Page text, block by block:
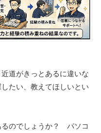
道がきっとあるに違いな
たい、教えてほしいとい
るのでしょうか？ パソコ